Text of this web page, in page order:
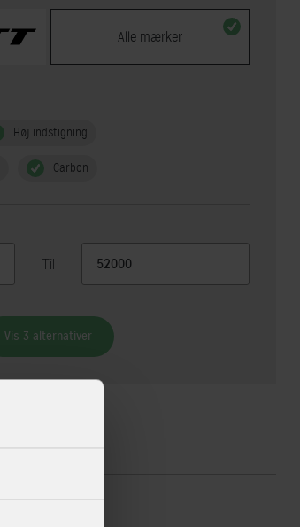
Alle mærker
Høj indstigning
Carbon
Til
Vis 3 alternativer